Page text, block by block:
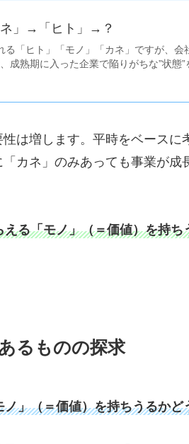
」→「ヒト」→？
る「ヒト」「モノ」「カネ」ですが、会
成熟期に入った企業で陥りがちな”状態
は増します。平時をベースに
カネ」のみあっても事業が成
る「モノ」（＝価値）を持ち
るものの探求
」（＝価値）を持ちうるかど